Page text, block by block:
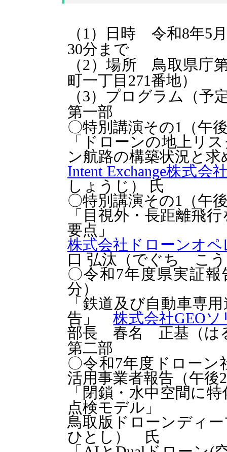
（1）日時 令和8年5
30分まで
（2）場所 鳥取県庁
町一丁目271番地）
（3）プログラム（予
第一部
〇特別講演その1（午
「ドローンの地上リ
ン航路の構築状況と
Intent Exchange株式会
しょうじ） 氏
〇特別講演その1（午
「目視外・長距離飛
要点」
株式会社ドローンオ
口 弘汰（でぐち こ
〇令和7年度県実証
分）
「鉄道及び自動車専
告」株式会社GEO
部長 春名 正基（は
第二部
〇令和7年度ドローン
活用事業者報告（午後
「閉鎖・水中空間に
点検モデル」
鳥取版ドローンデ
ひとし） 氏